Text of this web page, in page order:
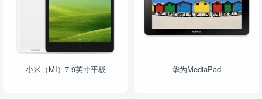
小米（MI）7.9英寸平板 华为MediaPad